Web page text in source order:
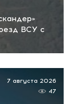
ВСУ с
7 августа 2026
47